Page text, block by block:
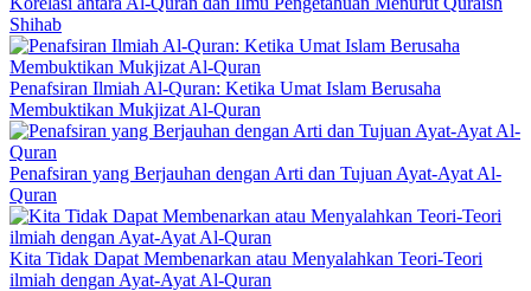
Shihab
Penafsiran Ilmiah Al-Quran: Ketika Umat Islam Berusaha
Membuktikan Mukjizat Al-Quran
Penafsiran yang Berjauhan dengan Arti dan Tujuan Ayat-Ayat Al-
Quran
Kita Tidak Dapat Membenarkan atau Menyalahkan Teori-Teori
ilmiah dengan Ayat-Ayat Al-Quran